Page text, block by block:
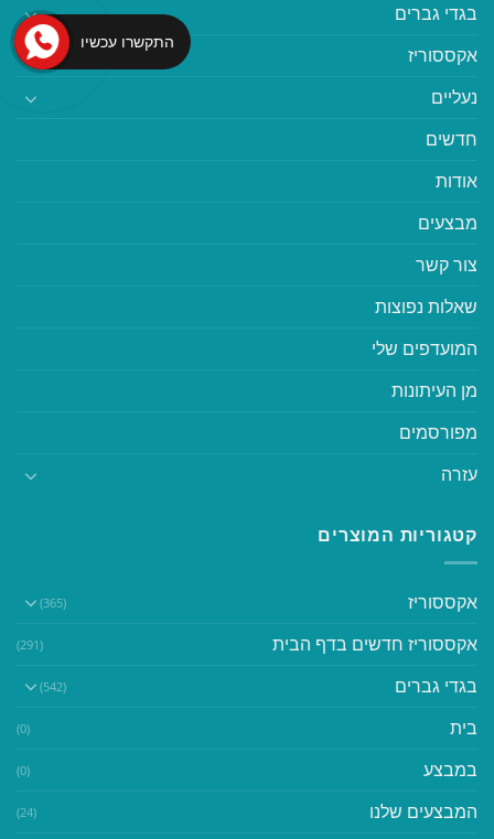
בגדי גברים
אקססוריז
נעליים
חדשים
אודות
מבצעים
צור קשר
שאלות נפוצות
המועדפים שלי
מן העיתונות
מפורסמים
עזרה
קטגוריות המוצרים
אקססוריז (365)
אקססוריז חדשים בדף הבית (291)
בגדי גברים (542)
בית (0)
במבצע (0)
המבצעים שלנו (24)
התקשרו עכשיו